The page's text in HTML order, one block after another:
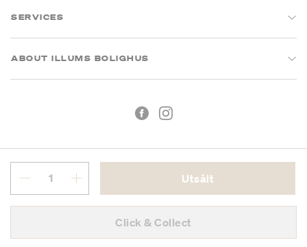
Utsålt
Click & Collect
SERVICES
ABOUT ILLUMS BOLIGHUS
Org.nr: 55681353-8701